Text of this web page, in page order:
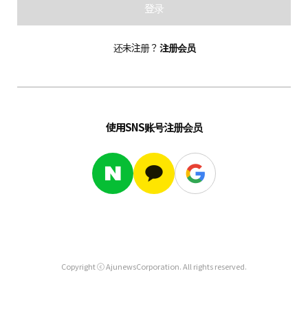
登录
还未注册？ 注册会员
使用SNS账号注册会员
Copyright ⓒ AjunewsCorporation. All rights reserved.